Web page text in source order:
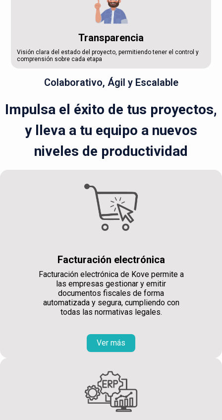
Transparencia
Visión clara del estado del proyecto, permitiendo tener el control y
comprensión sobre cada etapa
Colaborativo, Ágil y Escalable
Impulsa el éxito de tus proyectos,
y lleva a tu equipo a nuevos
niveles de productividad
Facturación electrónica
Facturación electrónica de Kove permite a
las empresas gestionar y emitir
documentos fiscales de forma
automatizada y segura, cumpliendo con
todas las normativas legales.
Ver más